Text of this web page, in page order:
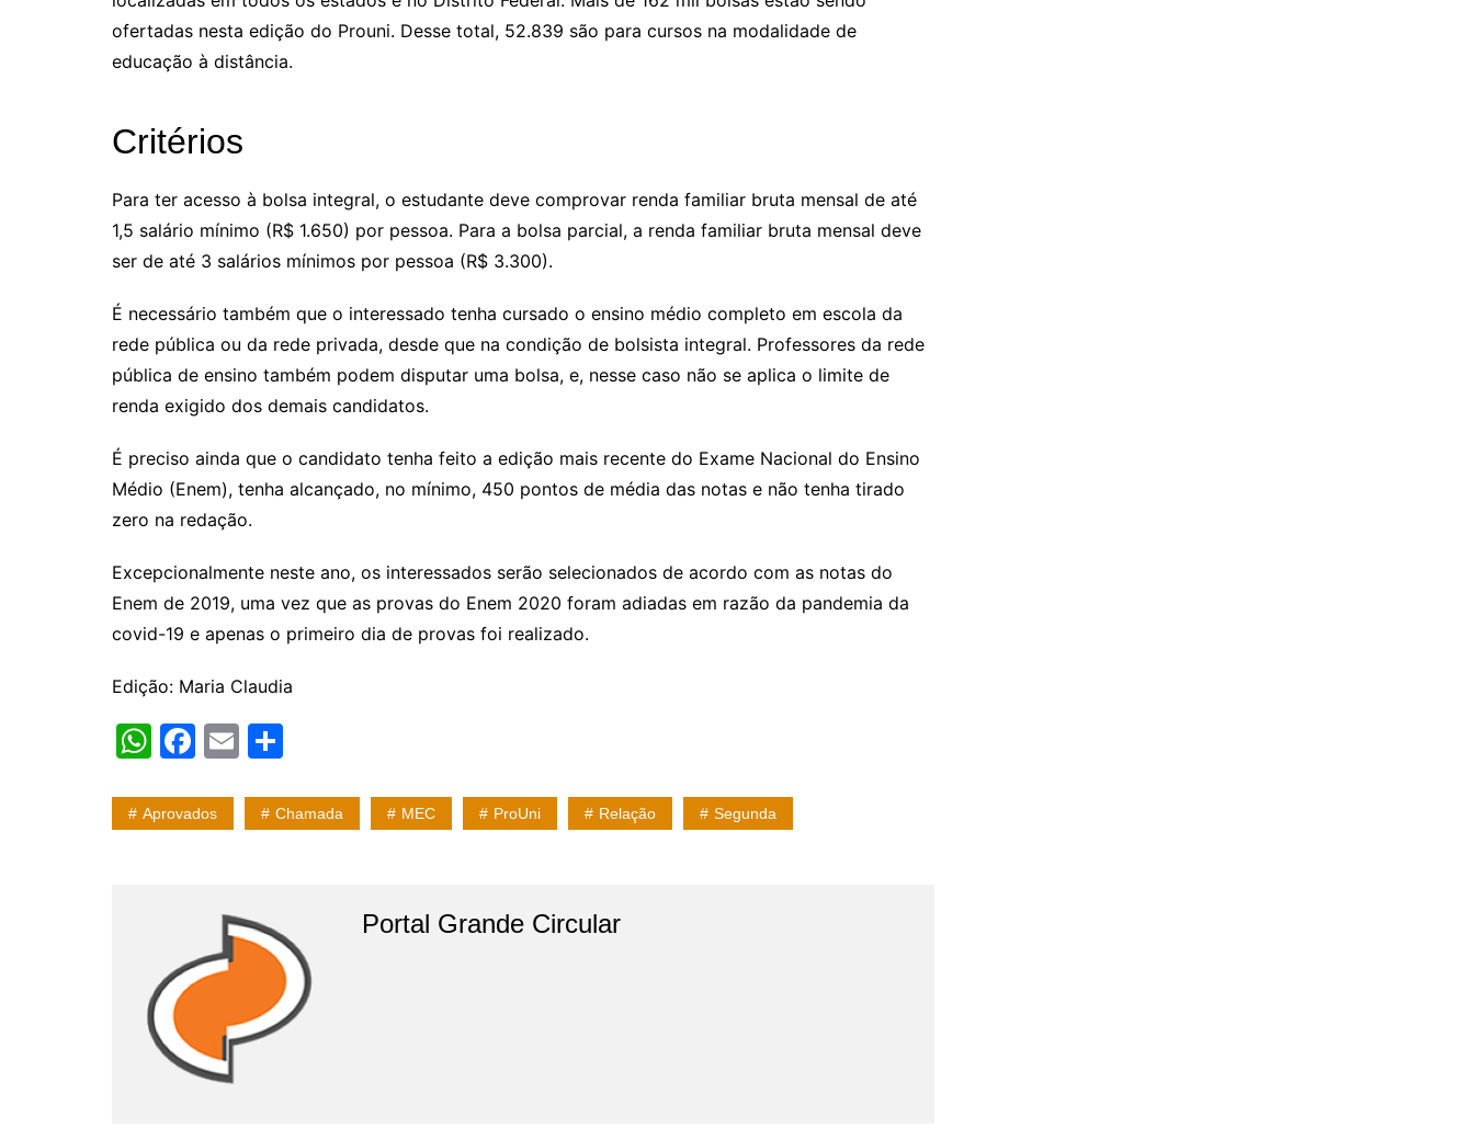
ofertadas nesta edição do Prouni. Desse total, 52.839 são para cursos na modalidade de
educação à distância.
Critérios
Para ter acesso à bolsa integral, o estudante deve comprovar renda familiar bruta mensal de até
1,5 salário mínimo (R$ 1.650) por pessoa. Para a bolsa parcial, a renda familiar bruta mensal deve
ser de até 3 salários mínimos por pessoa (R$ 3.300).
É necessário também que o interessado tenha cursado o ensino médio completo em escola da
rede pública ou da rede privada, desde que na condição de bolsista integral. Professores da rede
pública de ensino também podem disputar uma bolsa, e, nesse caso não se aplica o limite de
renda exigido dos demais candidatos.
É preciso ainda que o candidato tenha feito a edição mais recente do Exame Nacional do Ensino
Médio (Enem), tenha alcançado, no mínimo, 450 pontos de média das notas e não tenha tirado
zero na redação.
Excepcionalmente neste ano, os interessados serão selecionados de acordo com as notas do
Enem de 2019, uma vez que as provas do Enem 2020 foram adiadas em razão da pandemia da
covid-19 e apenas o primeiro dia de provas foi realizado.
Edição: Maria Claudia
W
at
F
c
o
k
E
ai ar
Aprovados Chamada MEC ProUni Relação Segunda
Portal Grande Circular